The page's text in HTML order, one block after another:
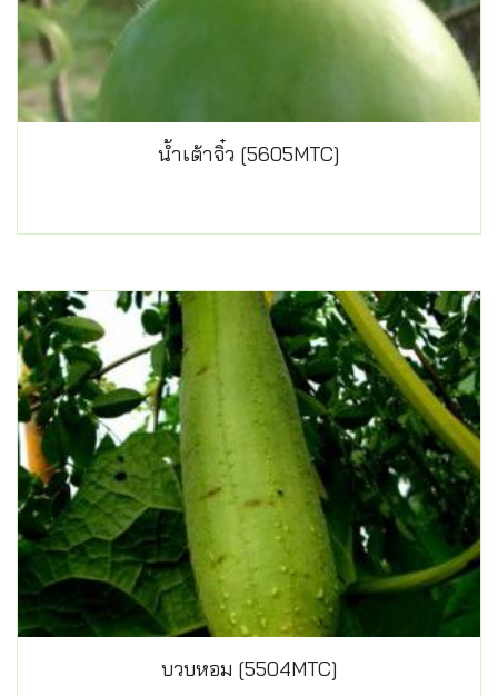
น้ำเต้าจิ๋ว [5605MTC]
บวบหอม [5504MTC]